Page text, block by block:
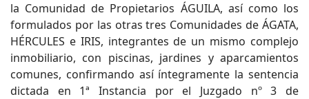
la Comunidad de Propietarios ÁGUILA, así como los
formulados por las otras tres Comunidades de ÁGATA,
HÉRCULES e IRIS, integrantes de un mismo complejo
inmobiliario, con piscinas, jardines y aparcamientos
comunes, confirmando así íntegramente la sentencia
dictada en 1ª Instancia por el Juzgado nº 3 de